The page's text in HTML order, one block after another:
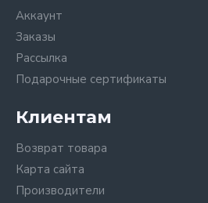
Аккаунт
Заказы
Рассылка
Подарочные сертификаты
Клиентам
Возврат товара
Карта сайта
Производители